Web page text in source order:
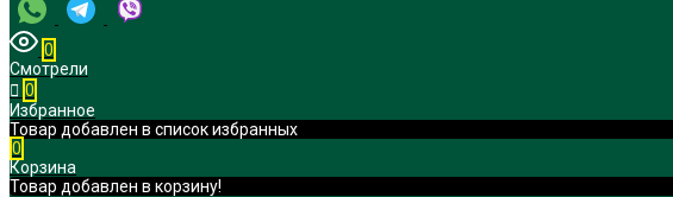
0
Смотрели
0
Избранное
Товар добавлен в список избранных
0
Корзина
Товар добавлен в корзину!